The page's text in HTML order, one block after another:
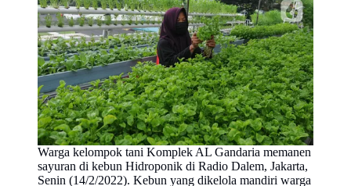
Warga kelompok tani Komplek AL Gandaria memanen
sayuran di kebun Hidroponik di Radio Dalem, Jakarta,
Senin (14/2/2022). Kebun yang dikelola mandiri warga